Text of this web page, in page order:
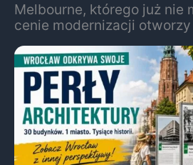
Melbourne, którego już nie
cenie modernizacji otworzy